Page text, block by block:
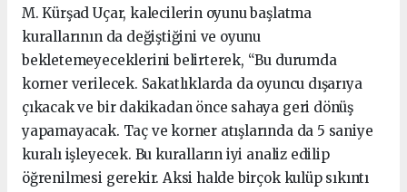
M. Kürşad Uçar, kalecilerin oyunu başlatma
kurallarının da değiştiğini ve oyunu
bekletemeyeceklerini belirterek, “Bu durumda
korner verilecek. Sakatlıklarda da oyuncu dışarıya
çıkacak ve bir dakikadan önce sahaya geri dönüş
yapamayacak. Taç ve korner atışlarında da 5 saniye
kuralı işleyecek. Bu kuralların iyi analiz edilip
öğrenilmesi gerekir. Aksi halde birçok kulüp sıkıntı